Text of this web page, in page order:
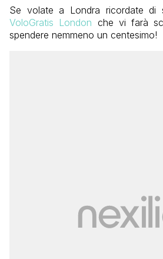
Se volate a Londra ricordate di
VoloGratis London che vi farà
spendere nemmeno un centesimo!